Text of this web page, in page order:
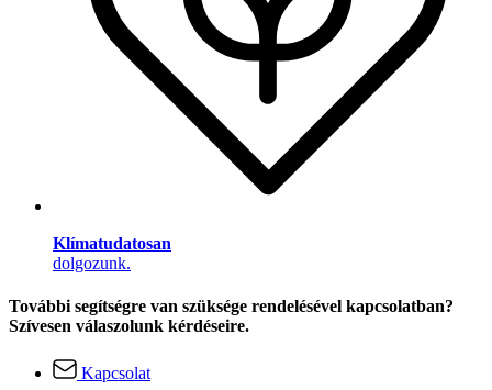
Klímatudatosan
dolgozunk.
További segítségre van szüksége rendelésével kapcsolatban?
Szívesen válaszolunk kérdéseire.
Kapcsolat